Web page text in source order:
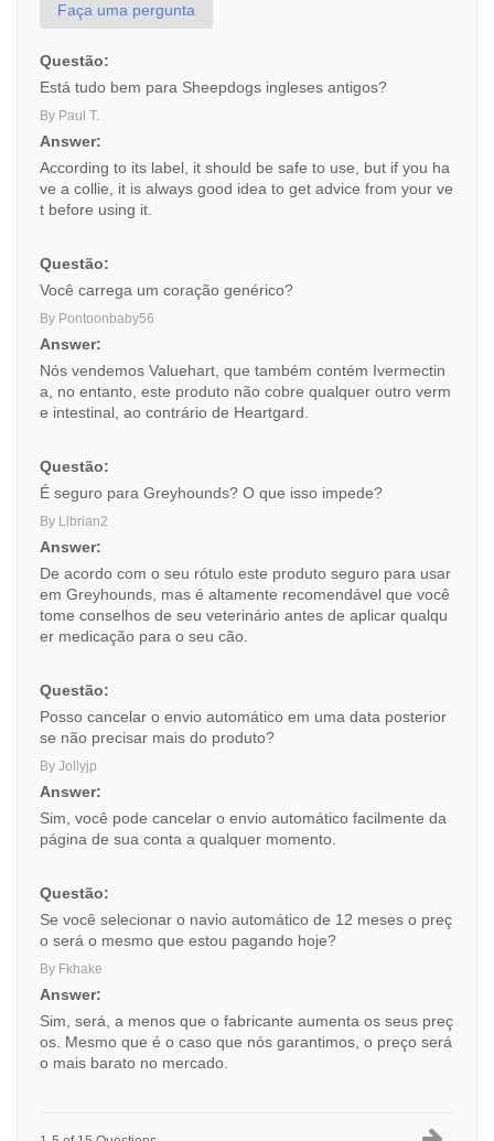
Faça uma pergunta
Questão:
Está tudo bem para Sheepdogs ingleses antigos?
By Paul T.
Answer:
According to its label, it should be safe to use, but if you ha
ve a collie, it is always good idea to get advice from your ve
t before using it.
Questão:
Você carrega um coração genérico?
By Pontoonbaby56
Answer:
Nós vendemos Valuehart, que também contém Ivermectin
a, no entanto, este produto não cobre qualquer outro verm
e intestinal, ao contrário de Heartgard.
Questão:
É seguro para Greyhounds? O que isso impede?
By Llbrian2
Answer:
De acordo com o seu rótulo este produto seguro para usar
em Greyhounds, mas é altamente recomendável que você
tome conselhos de seu veterinário antes de aplicar qualqu
er medicação para o seu cão.
Questão:
Posso cancelar o envio automático em uma data posterior
se não precisar mais do produto?
By Jollyjp
Answer:
Sim, você pode cancelar o envio automático facilmente da
página de sua conta a qualquer momento.
Questão:
Se você selecionar o navio automático de 12 meses o preç
o será o mesmo que estou pagando hoje?
By Fkhake
Answer:
Sim, será, a menos que o fabricante aumenta os seus preç
os. Mesmo que é o caso que nós garantimos, o preço será
o mais barato no mercado.